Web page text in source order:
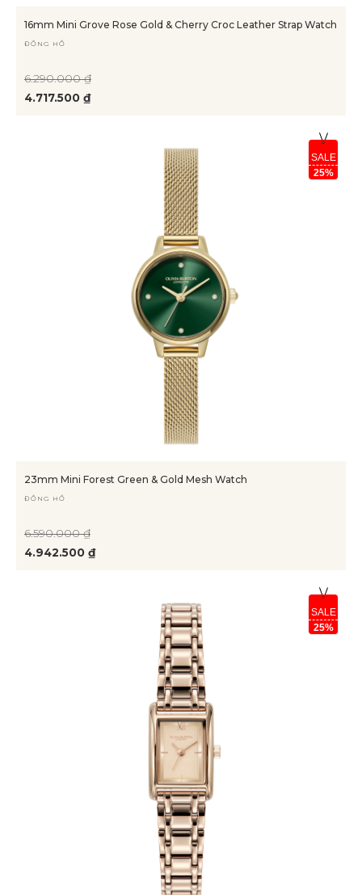
16mm Mini Grove Rose Gold & Cherry Croc Leather Strap Watch
ĐỒNG HỒ
4.717.500 ₫
6.290.000 ₫
SALE
25%
23mm Mini Forest Green & Gold Mesh Watch
ĐỒNG HỒ
4.942.500 ₫
6.590.000 ₫
SALE
25%